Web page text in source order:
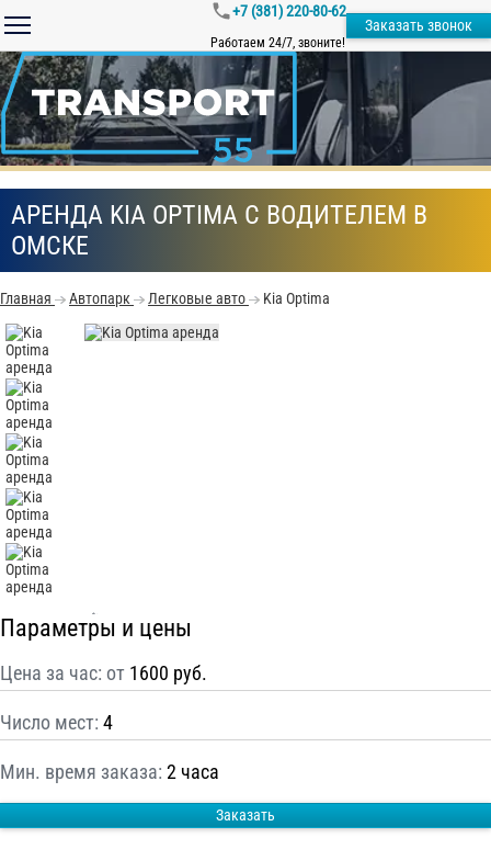
+7 (381) 220-80-62
Работаем 24/7, звоните!
Заказать звонок
АРЕНДА KIA OPTIMA С ВОДИТЕЛЕМ В
ОМСКЕ
Главная Автопарк Легковые авто Kia Optima
Параметры и цены
Цена за час: от 1600 руб.
Число мест: 4
Мин. время заказа: 2 часа
Заказать